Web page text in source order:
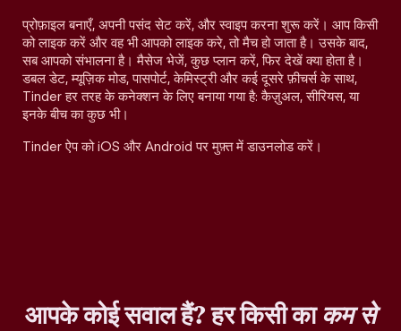
प्रोफ़ाइल बनाएँ, अपनी पसंद सेट करें, और स्वाइप करना शुरू करें। आप किसी
को लाइक करें और वह भी आपको लाइक करे, तो मैच हो जाता है। उसके बाद,
सब आपको संभालना है। मैसेज भेजें, कुछ प्लान करें, फिर देखें क्या होता है।
डबल डेट, म्यूज़िक मोड, पासपोर्ट, केमिस्ट्री और कई दूसरे फ़ीचर्स के साथ,
Tinder हर तरह के कनेक्शन के लिए बनाया गया है: कैज़ुअल, सीरियस, या
इनके बीच का कुछ भी।
Tinder ऐप को iOS और Android पर मुफ़्त में डाउनलोड करें।
आपके कोई सवाल हैं? हर किसी काकम से